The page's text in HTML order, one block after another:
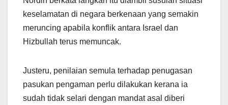
keselamatan di negara berkenaan yang semakin
meruncing apabila konflik antara Israel dan
Hizbullah terus memuncak.
Justeru, penilaian semula terhadap penugasan
pasukan pengaman perlu dilakukan kerana ia
sudah tidak selari dengan mandat asal diberi